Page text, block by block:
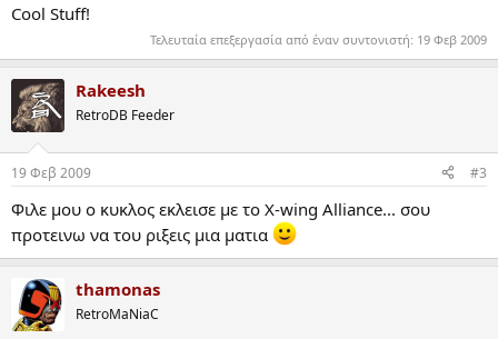
Cool Stuff!
Τελευταία επεξεργασία από έναν συντονιστή: 19 Φεβ 2009
Rakeesh
RetroDB Feeder
19 Φεβ 2009 #3
Φιλε μου ο κυκλος εκλεισε με το X-wing Alliance... σου
προτεινω να του ριξεις μια ματια
thamonas
RetroMaNiaC